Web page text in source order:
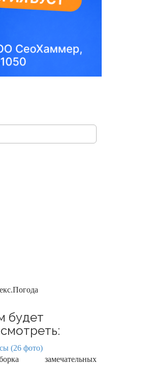
будет
(26 фото)
замечательных